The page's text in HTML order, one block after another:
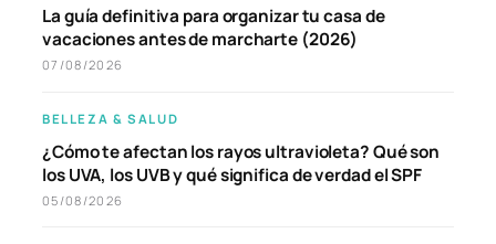
La guía definitiva para organizar tu casa de
vacaciones antes de marcharte (2026)
07/08/2026
BELLEZA & SALUD
¿Cómo te afectan los rayos ultravioleta? Qué son
los UVA, los UVB y qué significa de verdad el SPF
05/08/2026